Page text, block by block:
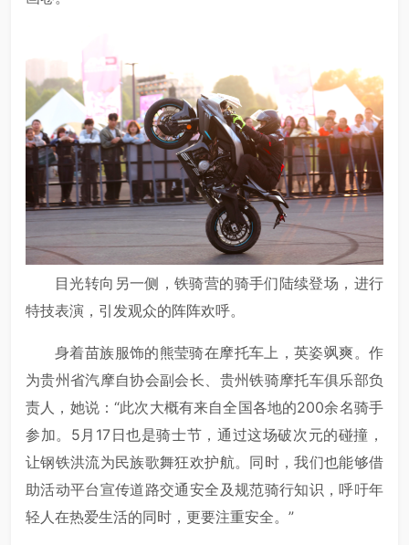
目光转向另一侧，铁骑营的骑手们陆续登场，进行
特技表演，引发观众的阵阵欢呼。
身着苗族服饰的熊莹骑在摩托车上，英姿飒爽。作
为贵州省汽摩自协会副会长、贵州铁骑摩托车俱乐部负
责人，她说：“此次大概有来自全国各地的200余名骑手
参加。5月17日也是骑士节，通过这场破次元的碰撞，
让钢铁洪流为民族歌舞狂欢护航。同时，我们也能够借
助活动平台宣传道路交通安全及规范骑行知识，呼吁年
轻人在热爱生活的同时，更要注重安全。”